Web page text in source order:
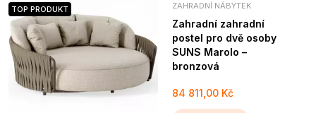
TOP PRODUKT
ZAHRADNÍ NÁBYTEK
Zahradní zahradní
postel pro dvě osoby
SUNS Marolo –
bronzová
84 811,00 Kč